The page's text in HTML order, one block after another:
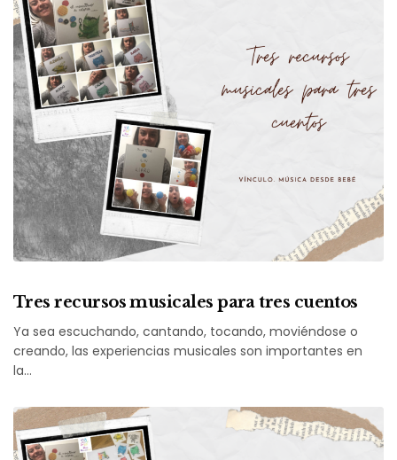
Tres recursos musicales para tres cuentos
Ya sea escuchando, cantando, tocando, moviéndose o
creando, las experiencias musicales son importantes en
la…